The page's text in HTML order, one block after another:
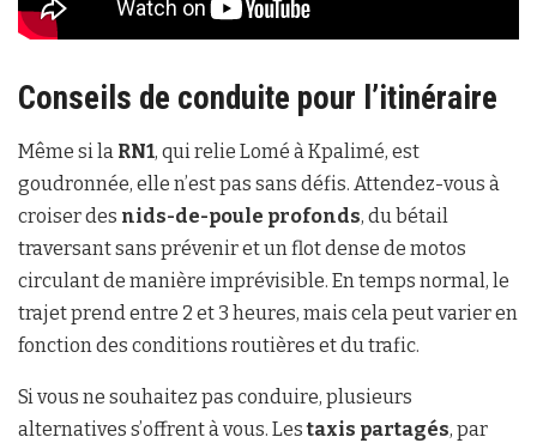
Conseils de conduite pour l’itinéraire
Même si la RN1, qui relie Lomé à Kpalimé, est
goudronnée, elle n’est pas sans défis. Attendez-vous à
croiser des nids-de-poule profonds, du bétail
traversant sans prévenir et un flot dense de motos
circulant de manière imprévisible. En temps normal, le
trajet prend entre 2 et 3 heures, mais cela peut varier en
fonction des conditions routières et du trafic.
Si vous ne souhaitez pas conduire, plusieurs
alternatives s’offrent à vous. Lestaxis partagés, par